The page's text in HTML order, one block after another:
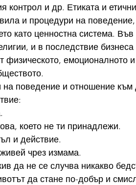
контрол и др. Етиката и
и процедури на
като ценностна система.
и в последствие
физическото, емоционалното
поведение и отношение към
което не ти принадлежи.
и действие.
живей чрез измама.
да не се случва никакво
да стане по-добър и